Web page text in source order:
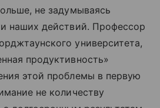
не задумываясь
наших действий. Профессор
университета,
продуктивность»
этой проблемы в первую
не количеству